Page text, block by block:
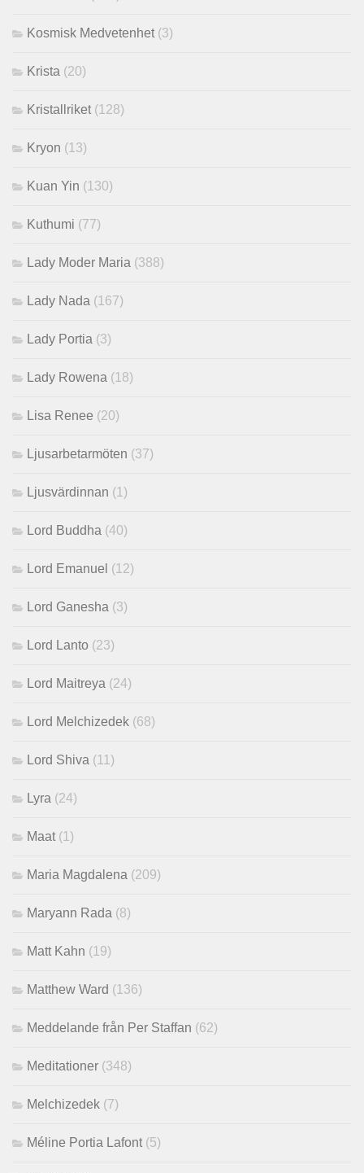
Kosmisk Medvetenhet(3)
Krista (20)
Kristallriket(128)
Kryon (13)
Kuan Yin (130)
Kuthumi (77)
Lady Moder Maria (388)
Lady Nada (167)
Lady Portia (3)
Lady Rowena (18)
Lisa Renee (20)
Ljusarbetarmöten (37)
Ljusvärdinnan (1)
Lord Buddha (40)
Lord Emanuel (12)
Lord Ganesha (3)
Lord Lanto (23)
Lord Maitreya (24)
Lord Melchizedek (68)
Lord Shiva (11)
Lyra (24)
Maat(1)
Maria Magdalena (209)
Maryann Rada (8)
Matt Kahn (19)
Matthew Ward (136)
Meddelande från Per Staffan (62)
Meditationer (348)
Melchizedek (7)
Méline Portia Lafont(5)